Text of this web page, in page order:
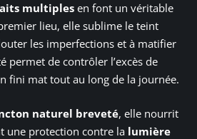
multiples en font un véritable
lieu, elle sublime le teint
les imperfections et à matifier
permet de contrôler l’excès de
fini mat tout au long de la journée.
naturel breveté, elle nourrit
une protection contre la lumière